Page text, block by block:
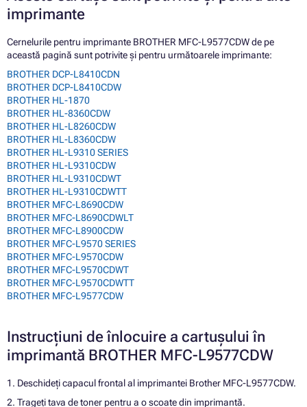
imprimante
Cernelurile pentru imprimante BROTHER MFC-L9577CDW de pe
această pagină sunt potrivite și pentru următoarele imprimante:
BROTHER DCP-L8410CDN
BROTHER DCP-L8410CDW
BROTHER HL-1870
BROTHER HL-8360CDW
BROTHER HL-L8260CDW
BROTHER HL-L8360CDW
BROTHER HL-L9310 SERIES
BROTHER HL-L9310CDW
BROTHER HL-L9310CDWT
BROTHER HL-L9310CDWTT
BROTHER MFC-L8690CDW
BROTHER MFC-L8690CDWLT
BROTHER MFC-L8900CDW
BROTHER MFC-L9570 SERIES
BROTHER MFC-L9570CDW
BROTHER MFC-L9570CDWT
BROTHER MFC-L9570CDWTT
BROTHER MFC-L9577CDW
Instrucțiuni de înlocuire a cartușului în
imprimantă BROTHER MFC-L9577CDW
1. Deschideți capacul frontal al imprimantei Brother MFC-L9577CDW.
2. Trageți tava de toner pentru a o scoate din imprimantă.